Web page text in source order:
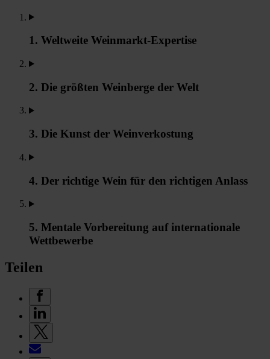
1. Weltweite Weinmarkt-Expertise
2. Die größten Weinberge der Welt
3. Die Kunst der Weinverkostung
4. Der richtige Wein für den richtigen Anlass
5. Mentale Vorbereitung auf internationale
Wettbewerbe
Teilen